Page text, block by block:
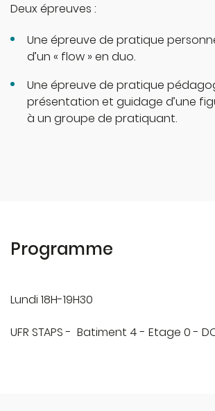
Deux épreuves :
Une épreuve de pratique
d’un « flow » en duo.
Une épreuve de pratique
présentation et guidage d’une
à un groupe de pratiquant.
Programme
Lundi 18H-19H30
UFR STAPS - Batiment 4 - Etage 0 -